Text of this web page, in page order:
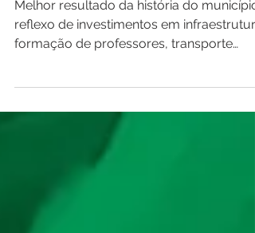
Melhor resultado da história do município
reflexo de investimentos em
subiu para a 10ª colocação entre os
municípios acreanos ficando apenas 0,4
ponto da média nacional do IDEB (6,0). Os